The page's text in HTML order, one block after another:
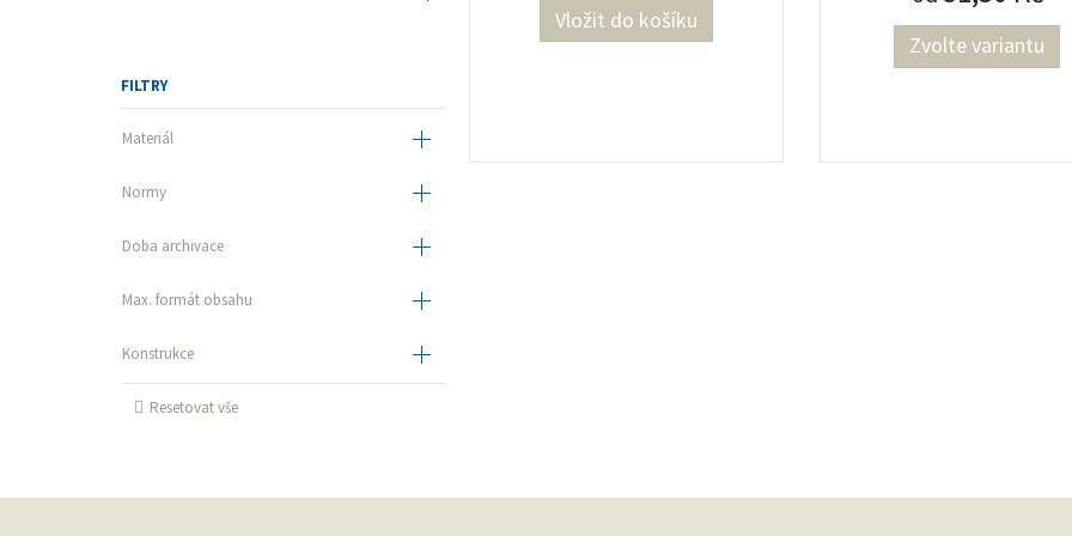
Zvolte variantu
FILTRY
Materiál
Laurent
Archivní papír
Normy
ISO 18902
ISO 9706
Doba archivace
50 a více
Max. formát obsahu
B4
Konstrukce
Boxy a krabice samosvorné
Přebaly, obálky a skládačky z papíru a kartonu
Resetovat vše